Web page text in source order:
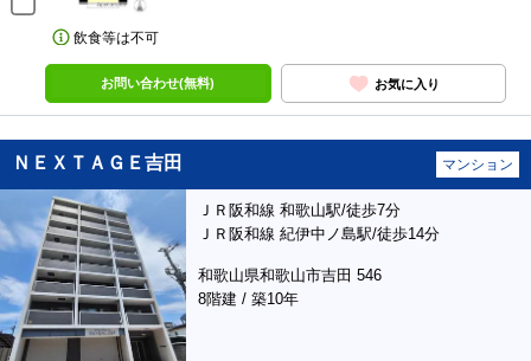
飲食等は不可
お問い合わせ(無料) お気に入り
ＮＥＸＴＡＧＥ吉田 マンション
ＪＲ阪和線 和歌山駅/徒歩7分
ＪＲ阪和線 紀伊中ノ島駅/徒歩14分
和歌山県和歌山市吉田 546
8階建 / 築10年